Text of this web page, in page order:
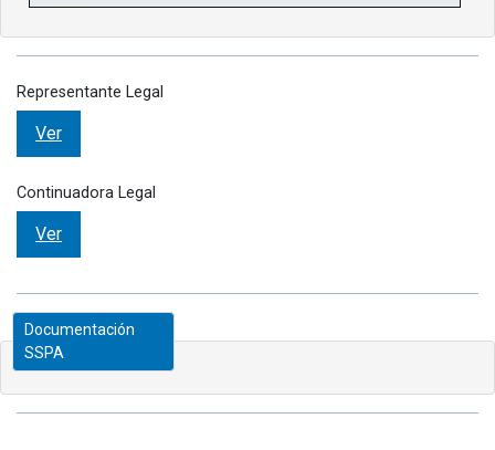
Representante Legal
Ver
Continuadora Legal
Ver
Documentación
SSPA